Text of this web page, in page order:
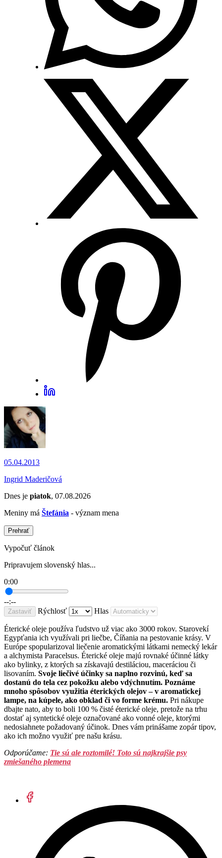
05.04.2013
Ingrid Maderičová
Dnes je piatok, 07.08.2026
Meniny má Štefánia - význam mena
Prehrať
Vypočuť článok
Pripravujem slovenský hlas...
0:00
--:--
Zastaviť Rýchlosť Hlas
Éterické oleje používa ľudstvo už viac ako 3000 rokov. Starovekí
Egypťania ich využívali pri liečbe, Číňania na pestovanie krásy. V
Európe spopularizoval liečenie aromatickými látkami nemecký lekár
a alchymista Paracelsus. Éterické oleje majú rovnaké účinné látky
ako bylinky, z ktorých sa získavajú destiláciou, maceráciou či
lisovaním. Svoje liečivé účinky sa naplno rozvinú, keď sa
dostanú do tela cez pokožku alebo vdýchnutím. Poznáme
mnoho spôsobov využitia éterických olejov – v aromatickej
lampe, na kúpele, ako obklad či vo forme krému. Pri nákupe
dbajte nato, aby to boli 100 % čisté éterické oleje, pretože na trhu
dostať aj syntetické oleje označované ako vonné oleje, ktorými
nedosiahnete požadovaný účinok. Dnes vám prinášame zopár tipov,
ako ich možno využiť pre našu krásu.
Odporúčame: Tie sú ale roztomilé! Toto sú najkrajšie psy
zmiešaného plemena